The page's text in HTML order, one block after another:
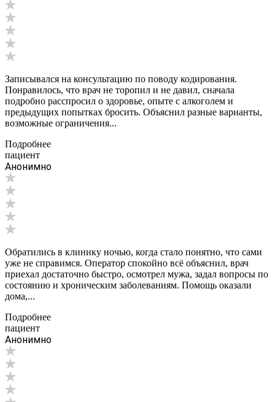
Записывался на консультацию по поводу кодирования.
Понравилось, что врач не торопил и не давил, сначала
подробно расспросил о здоровье, опыте с алкоголем и
предыдущих попытках бросить. Объяснил разные варианты,
возможные ограничения...
Подробнее
пациент
Анонимно
Обратились в клинику ночью, когда стало понятно, что сами
уже не справимся. Оператор спокойно всё объяснил, врач
приехал достаточно быстро, осмотрел мужа, задал вопросы по
состоянию и хроническим заболеваниям. Помощь оказали
дома,...
Подробнее
пациент
Анонимно